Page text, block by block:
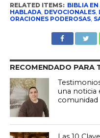
RELATED ITEMS: BIBLIA
HABLADA, DEVOCIONALES,
ORACIONES PODEROSAS,
RECOMENDADO PARA
una noticia
comunidad